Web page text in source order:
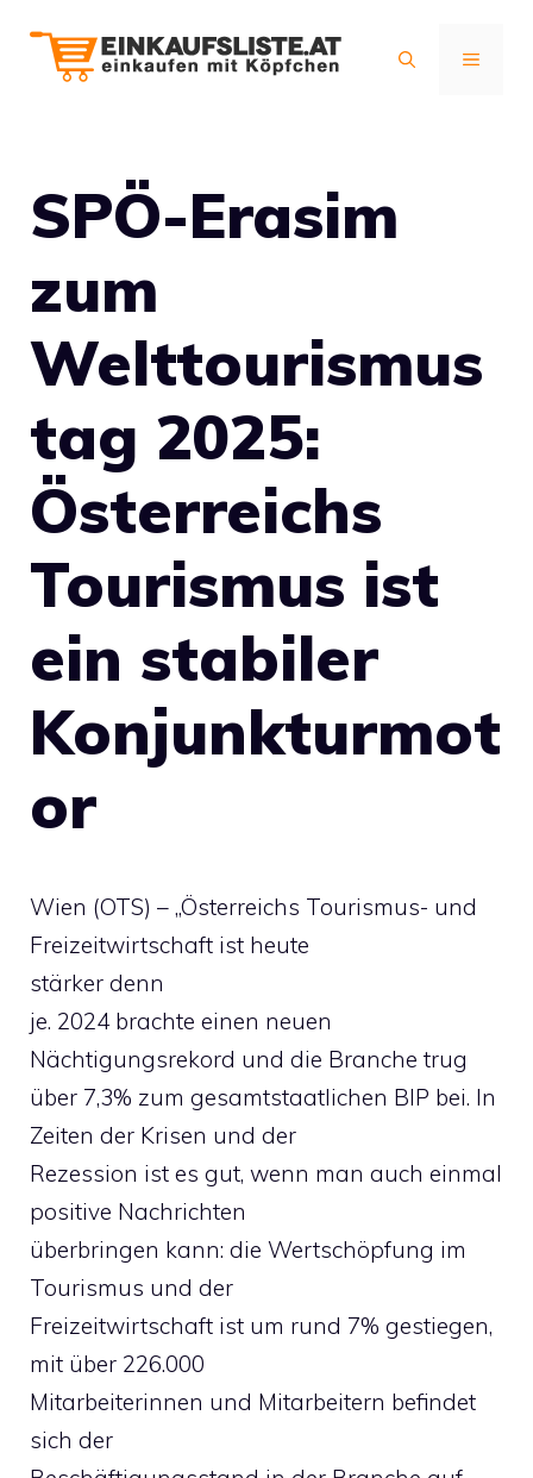
Inhalt
MENÜ
SPÖ-Erasim
zum
Welttourismus
tag 2025:
Österreichs
Tourismus ist
ein stabiler
Konjunkturmot
or
Wien (OTS) – „Österreichs Tourismus- und
Freizeitwirtschaft ist heute
stärker denn
je. 2024 brachte einen neuen
Nächtigungsrekord und die Branche trug
über 7,3% zum gesamtstaatlichen BIP bei. In
Zeiten der Krisen und der
Rezession ist es gut, wenn man auch einmal
positive Nachrichten
überbringen kann: die Wertschöpfung im
Tourismus und der
Freizeitwirtschaft ist um rund 7% gestiegen,
mit über 226.000
Mitarbeiterinnen und Mitarbeitern befindet
sich der